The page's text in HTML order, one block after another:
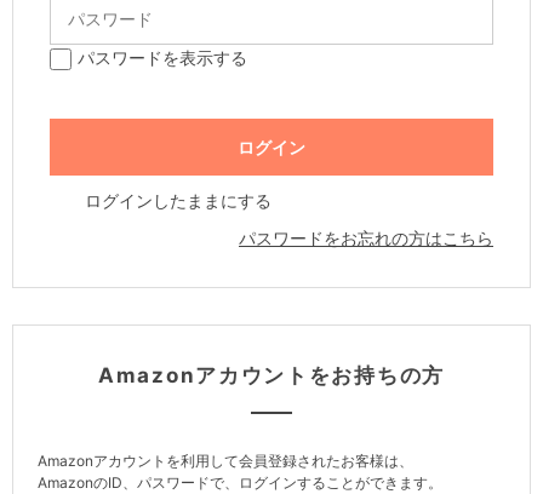
パスワードを表示する
ログインしたままにする
パスワードをお忘れの方はこちら
Amazonアカウントをお持ちの方
Amazonアカウントを利用して会員登録されたお客様は、
AmazonのID、パスワードで、ログインすることができます。